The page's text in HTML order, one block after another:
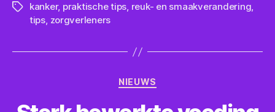
Tagskanker, praktische tips, reuk- en smaakverandering,
tips, zorgverleners
Categorieën
NIEUWS